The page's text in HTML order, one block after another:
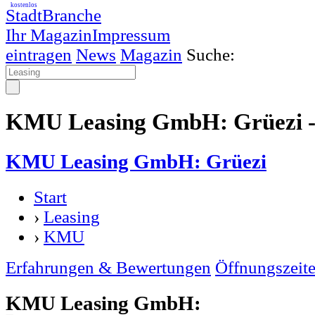
StadtBranche
Ihr MagazinImpressum
kostenlos
eintragen News Magazin Suche:
KMU Leasing GmbH: Grüezi
KMU Leasing GmbH: Grüezi
Start
› Leasing
› KMU
Erfahrungen & Bewertungen
KMU Leasing GmbH: